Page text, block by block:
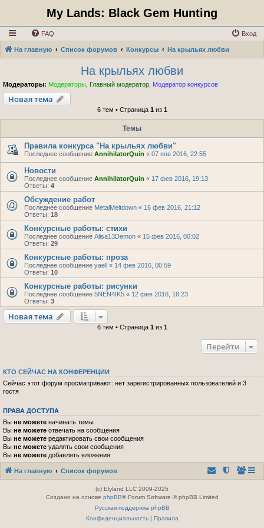
My Lands: Black Gem Hunting
FAQ Вход
На главную Список форумов Конкурсы На крыльях любви
На крыльях любви
Модераторы: Модераторы Главный модератор Модератор конкурсов
Новая тема
6 тем • Страница 1из 1
Темы
Правила конкурса "На крыльях любви"
Последнее сообщение AnnihilatorQuin « 07 янв 2016, 22:55
Новости
Последнее сообщение AnnihilatorQuin « 17 фев 2016, 19:13
Ответы: 4
Обсуждение работ
Последнее сообщение MetalMeltdown « 16 фев 2016, 21:12
Ответы: 18
Конкурсные работы: стихи
Последнее сообщение Alisa13Demon « 15 фев 2016, 00:02
Ответы: 29
Конкурсные работы: проза
Последнее сообщение yaell « 14 фев 2016, 00:59
Ответы: 10
Конкурсные работы: рисунки
Последнее сообщение 5NEN4IK5 « 12 фев 2016, 18:23
Ответы: 3
Новая тема
6 тем • Страница 1из 1
Перейти
КТО СЕЙЧАС НА КОНФЕРЕНЦИИ
Сейчас этот форум просматривают: нет зарегистрированных пользователей и 3
гостя
ПРАВА ДОСТУПА
Вы не можете начинать темы
Вы не можете отвечать на сообщения
Вы не можете редактировать свои сообщения
Вы не можете удалять свои сообщения
Вы не можете добавлять вложения
На главную Список форумов
(c) Elyland LLC 2009-2025
Создано на основе phpBB® Forum Software © phpBB Limited
Русская поддержка phpBB
Конфиденциальность| Правила